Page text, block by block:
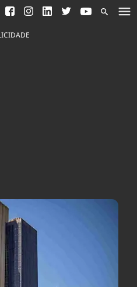
Saneamento
Indicadores
Podcast
Saúde
Tempo